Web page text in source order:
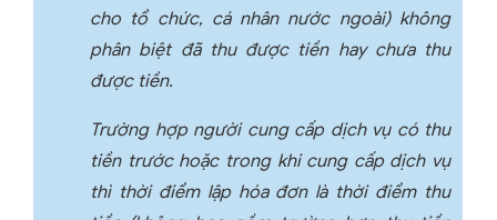
cho tổ chức, cá nhân nước ngoài) không
phân biệt đã thu được tiền hay chưa thu
được tiền.
Trường hợp người cung cấp dịch vụ có thu
tiền trước hoặc trong khi cung cấp dịch vụ
thì thời điểm lập hóa đơn là thời điểm thu